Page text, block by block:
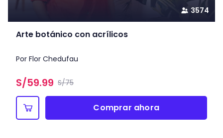
3574
Arte botánico con acrílicos
Por Flor Chedufau
S/59.99 S/75
Comprar ahora